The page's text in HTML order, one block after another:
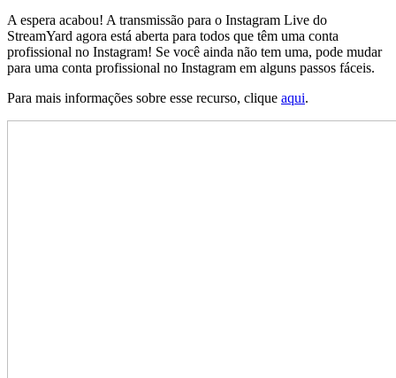
A espera acabou! A transmissão para o Instagram Live do
StreamYard agora está aberta para todos que têm uma conta
profissional no Instagram! Se você ainda não tem uma, pode mudar
para uma conta profissional no Instagram em alguns passos fáceis.
Para mais informações sobre esse recurso, clique aqui.